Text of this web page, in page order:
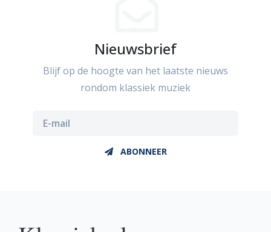
Nieuwsbrief
Blijf op de hoogte van het laatste nieuws
rondom klassiek muziek
ABONNEER